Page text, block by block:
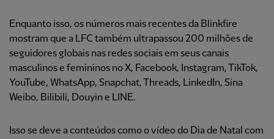
Enquanto isso, os números mais recentes da Blinkfire
mostram que a LFC também ultrapassou 200 milhões de
seguidores globais nas redes sociais em seus canais
masculinos e femininos no X, Facebook, Instagram, TikTok,
YouTube, WhatsApp, Snapchat, Threads, LinkedIn, Sina
Weibo, Bilibili, Douyin e LINE.
Isso se deve a conteúdos como o vídeo do Dia de Natal com